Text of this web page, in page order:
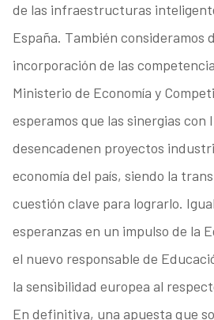
de las infraestructuras
España. También consideramos
incorporación de las
Ministerio de Economía y
esperamos que las sinergias con
desencadenen proyectos
economía del país, siendo la
cuestión clave para lograrlo.
esperanzas en un impulso de la
el nuevo responsable de
la sensibilidad europea al
En definitiva, una apuesta que